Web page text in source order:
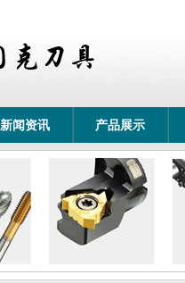
新闻资讯 产品展示